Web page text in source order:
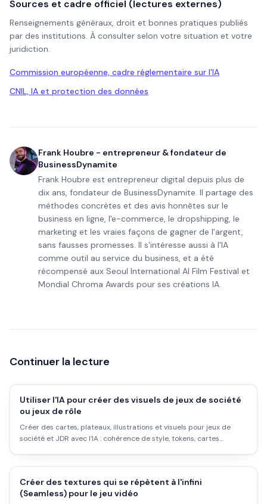
Sources et cadre officiel (lectures externes)
Renseignements généraux, droit et bonnes pratiques publiés
par des institutions. À consulter selon votre situation et votre
juridiction.
Commission européenne, cadre réglementaire sur l’IA
CNIL, IA et protection des données
Frank Houbre - entrepreneur & fondateur de
BusinessDynamite
Frank Houbre est entrepreneur digital depuis plus de
dix ans, fondateur de BusinessDynamite. Il partage des
méthodes concrètes et des avis honnêtes sur le
business en ligne, l'e-commerce, le dropshipping, le
marketing et les vraies façons de gagner de l'argent,
sans fausses promesses. Il s'intéresse aussi à l'IA
comme outil au service du business, et a été
récompensé aux Seoul International AI Film Festival et
Mondial Chroma Awards pour ses créations IA.
Continuer la lecture
Utiliser l'IA pour créer des visuels de jeux de société
ou jeux de rôle
Créer des cartes, plateaux, illustrations et visuels pour jeux de
société et JDR avec l'IA : cohérence de style, tokens, cartes
Créer des textures qui se répètent à l'infini
(Seamless) pour le jeu vidéo